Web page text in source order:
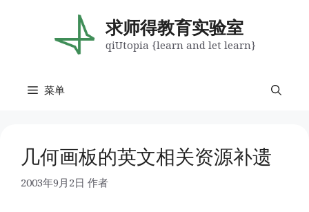
求师得教育实验室
qiUtopia {learn and let learn}
菜单
几何画板的英文相关资源补遗
2003年9月2日 作者